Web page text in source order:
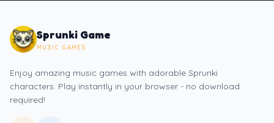
Sprunki Game
MUSIC GAMES
Enjoy amazing music games with adorable Sprunki
characters. Play instantly in your browser - no download
required!